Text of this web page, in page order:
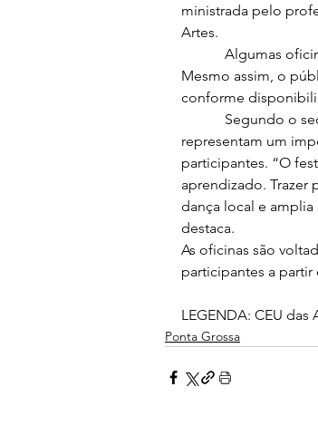
ministrada pelo
Artes.
Algumas oficinas
Mesmo assim, o
conforme
Segundo o
representam um
participantes. “O
aprendizado. Trazer
dança local e
destaca.
As oficinas são
participantes a partir
LEGENDA: CEU
Ponta Grossa